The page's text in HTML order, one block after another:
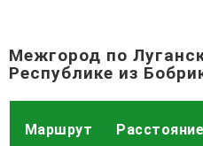
Межгород по
Республике из
Маршрут Расстояние